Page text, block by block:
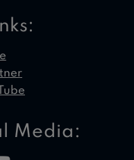
Media: